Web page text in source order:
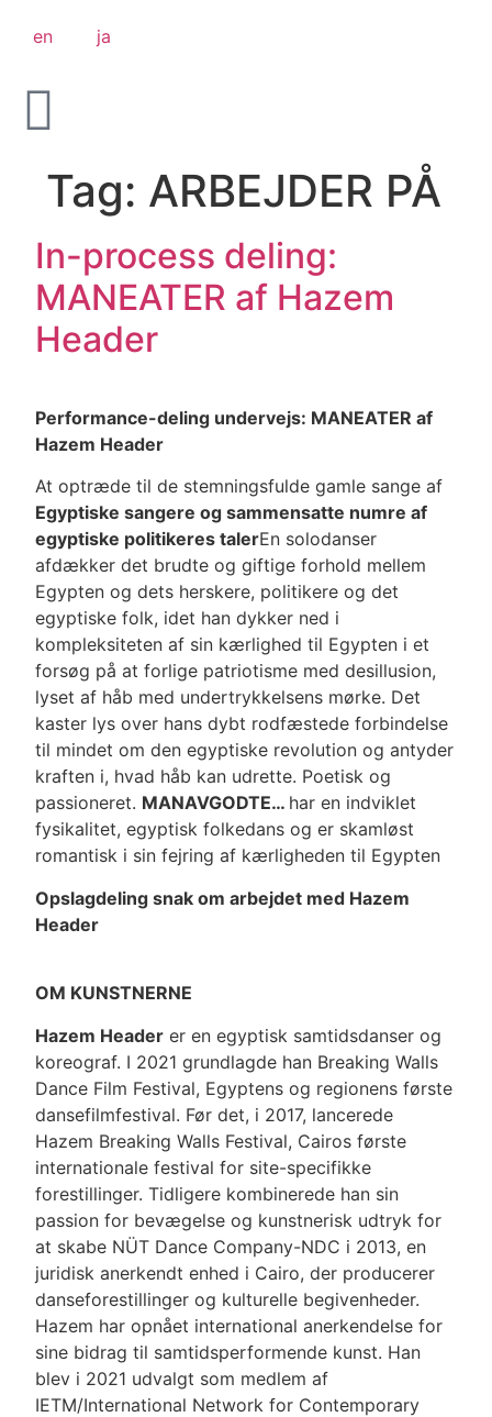
en ja
Tag: ARBEJDER PÅ
In-process deling:
MANEATER af Hazem
Header
Performance-deling undervejs: MANEATER af
Hazem Header
At optræde til de stemningsfulde gamle sange af
Egyptiske sangere og sammensatte numre af
egyptiske politikeres talerEn solodanser
afdækker det brudte og giftige forhold mellem
Egypten og dets herskere, politikere og det
egyptiske folk, idet han dykker ned i
kompleksiteten af sin kærlighed til Egypten i et
forsøg på at forlige patriotisme med desillusion,
lyset af håb med undertrykkelsens mørke. Det
kaster lys over hans dybt rodfæstede forbindelse
til mindet om den egyptiske revolution og antyder
kraften i, hvad håb kan udrette. Poetisk og
passioneret. MANAVGODTE… har en indviklet
fysikalitet, egyptisk folkedans og er skamløst
romantisk i sin fejring af kærligheden til Egypten
Opslagdeling snak om arbejdet med Hazem
Header
OM KUNSTNERNE
Hazem Header er en egyptisk samtidsdanser og
koreograf. I 2021 grundlagde han Breaking Walls
Dance Film Festival, Egyptens og regionens første
dansefilmfestival. Før det, i 2017, lancerede
Hazem Breaking Walls Festival, Cairos første
internationale festival for site-specifikke
forestillinger. Tidligere kombinerede han sin
passion for bevægelse og kunstnerisk udtryk for
at skabe NÜT Dance Company-NDC i 2013, en
juridisk anerkendt enhed i Cairo, der producerer
danseforestillinger og kulturelle begivenheder.
Hazem har opnået international anerkendelse for
sine bidrag til samtidsperformende kunst. Han
blev i 2021 udvalgt som medlem af
IETM/International Network for Contemporary